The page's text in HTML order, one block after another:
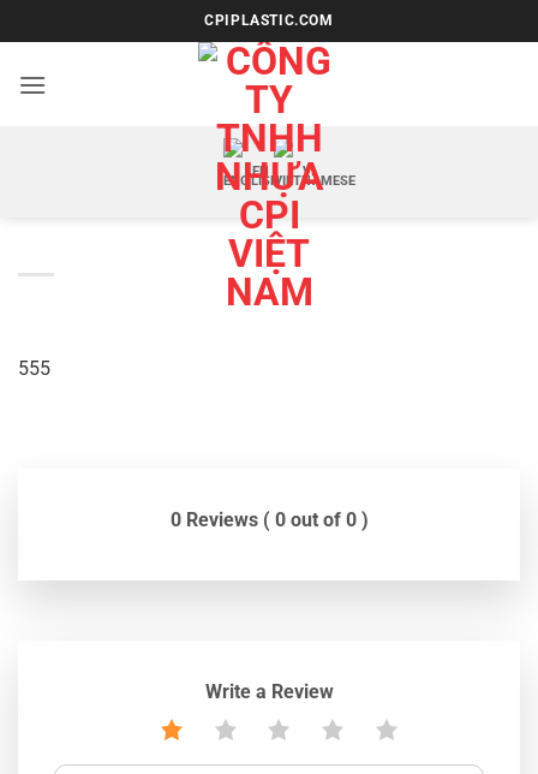
qua
nội
CPIPLASTIC.COM
EN VI
555
0 Reviews ( 0 out of 0 )
Write a Review